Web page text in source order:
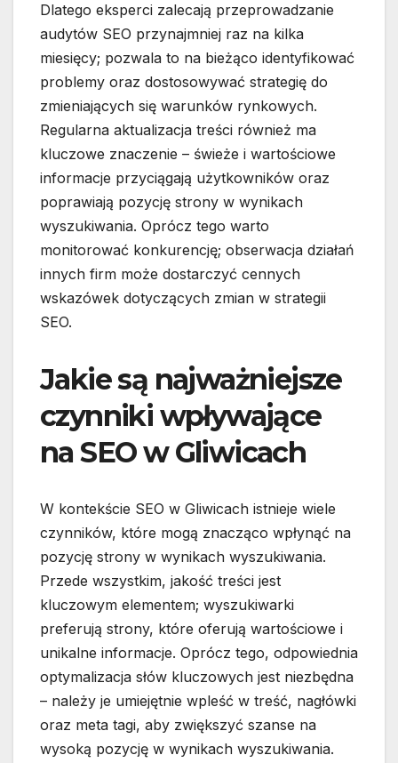
Dlatego eksperci zalecają przeprowadzanie
audytów SEO przynajmniej raz na kilka
miesięcy; pozwala to na bieżąco identyfikować
problemy oraz dostosowywać strategię do
zmieniających się warunków rynkowych.
Regularna aktualizacja treści również ma
kluczowe znaczenie – świeże i wartościowe
informacje przyciągają użytkowników oraz
poprawiają pozycję strony w wynikach
wyszukiwania. Oprócz tego warto
monitorować konkurencję; obserwacja działań
innych firm może dostarczyć cennych
wskazówek dotyczących zmian w strategii
SEO.
Jakie są najważniejsze
czynniki wpływające
na SEO w Gliwicach
W kontekście SEO w Gliwicach istnieje wiele
czynników, które mogą znacząco wpłynąć na
pozycję strony w wynikach wyszukiwania.
Przede wszystkim, jakość treści jest
kluczowym elementem; wyszukiwarki
preferują strony, które oferują wartościowe i
unikalne informacje. Oprócz tego, odpowiednia
optymalizacja słów kluczowych jest niezbędna
– należy je umiejętnie wpleść w treść, nagłówki
oraz meta tagi, aby zwiększyć szanse na
wysoką pozycję w wynikach wyszukiwania.